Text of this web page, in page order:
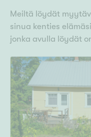
Espoo
H
Asuntotyyppi
Meiltä löydät
sinua kenties
jonka avulla löydät